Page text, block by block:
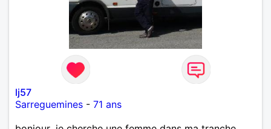
lj57
Sarreguemines - 71 ans